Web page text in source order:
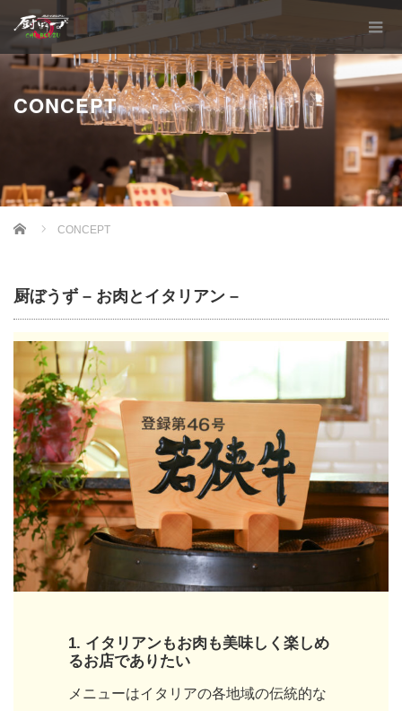
CONCEPT
Home CONCEPT
厨ぼうず – お肉とイタリアン –
1. イタリアンもお肉も美味しく楽しめ
るお店でありたい
メニューはイタリアの各地域の伝統的な